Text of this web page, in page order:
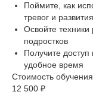
Поймите, как
тревог и
Освойте техники
подростков
Получите
удобное время
Стоимость
12 500 ₽